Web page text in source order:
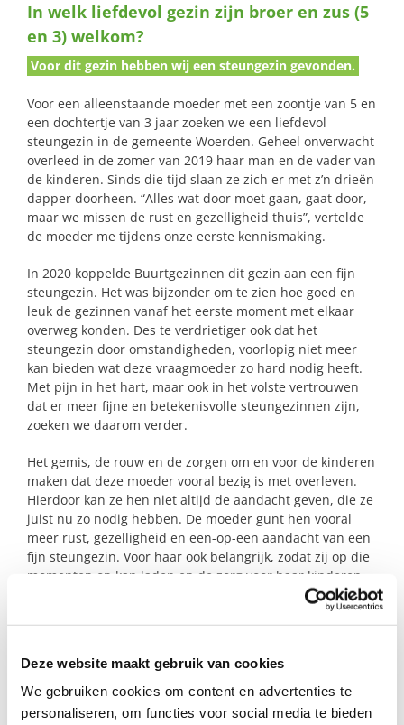
Deze website maakt gebruik van cookies
We gebruiken cookies om content en advertenties te
personaliseren, om functies voor social media te bieden
naar:
In welk liefdevol gezin zijn broer en zus (5
en 3) welkom?
Voor dit gezin hebben wij een steungezin gevonden.
Voor een alleenstaande moeder met een zoontje van 5 en
een dochtertje van 3 jaar zoeken we een liefdevol
steungezin in de gemeente Woerden. Geheel onverwacht
overleed in de zomer van 2019 haar man en de vader van
de kinderen. Sinds die tijd slaan ze zich er met z’n drieën
dapper doorheen. “Alles wat door moet gaan, gaat door,
maar we missen de rust en gezelligheid thuis”, vertelde
de moeder me tijdens onze eerste kennismaking.
In 2020 koppelde Buurtgezinnen dit gezin aan een fijn
steungezin. Het was bijzonder om te zien hoe goed en
leuk de gezinnen vanaf het eerste moment met elkaar
overweg konden. Des te verdrietiger ook dat het
steungezin door omstandigheden, voorlopig niet meer
kan bieden wat deze vraagmoeder zo hard nodig heeft.
Met pijn in het hart, maar ook in het volste vertrouwen
dat er meer fijne en betekenisvolle steungezinnen zijn,
zoeken we daarom verder.
Het gemis, de rouw en de zorgen om en voor de kinderen
maken dat deze moeder vooral bezig is met overleven.
Hierdoor kan ze hen niet altijd de aandacht geven, die ze
juist nu zo nodig hebben. De moeder gunt hen vooral
meer rust, gezelligheid en een-op-een aandacht van een
fijn steungezin. Voor haar ook belangrijk, zodat zij op die
momenten op kan laden en de zorg voor haar kinderen
heerlijke, pittige, 3-jarige tante.